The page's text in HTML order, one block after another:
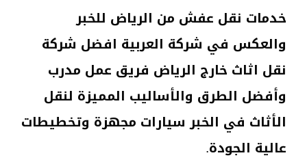
خدمات نقل عفش من الرياض للخبر
والعكس في شركة العربية افضل شركة
نقل اثاث خارج الرياض فريق عمل مدرب
وأفضل الطرق والأساليب المميزة لنقل
الأثاث في الخبر سيارات مجهزة وتخطيطات
عالية الجودة.